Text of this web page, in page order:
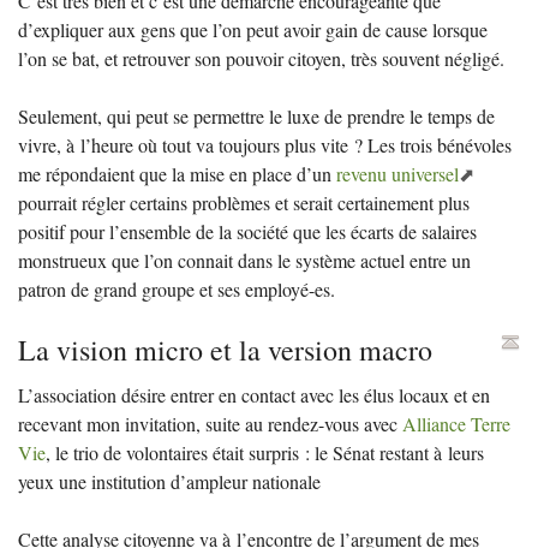
d’expliquer aux gens que l’on peut avoir gain de cause lorsque
l’on se bat, et retrouver son pouvoir citoyen, très souvent négligé.
Seulement, qui peut se permettre le luxe de prendre le temps de
vivre, à l’heure où tout va toujours plus vite ? Les trois bénévoles
me répondaient que la mise en place d’unrevenu universel
pourrait régler certains problèmes et serait certainement plus
positif pour l’ensemble de la société que les écarts de salaires
monstrueux que l’on connait dans le système actuel entre un
patron de grand groupe et ses employé-es.
La vision micro et la version macro
L’association désire entrer en contact avec les élus locaux et en
recevant mon invitation, suite au rendez-vous avecAlliance Terre
Vie, le trio de volontaires était surpris : le Sénat restant à leurs
yeux une institution d’ampleur nationale
Cette analyse citoyenne va à l’encontre de l’argument de mes